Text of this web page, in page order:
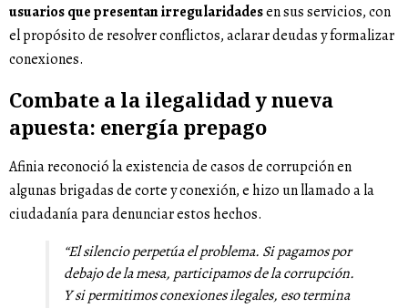
usuarios que presentan irregularidadesen sus servicios, con
el propósito de resolver conflictos, aclarar deudas y formalizar
conexiones.
Combate a la ilegalidad y nueva
apuesta: energía prepago
Afinia reconoció la existencia de casos de corrupción en
algunas brigadas de corte y conexión, e hizo un llamado a la
ciudadanía para denunciar estos hechos.
“El silencio perpetúa el problema. Si pagamos por
debajo de la mesa, participamos de la corrupción.
Y si permitimos conexiones ilegales, eso termina